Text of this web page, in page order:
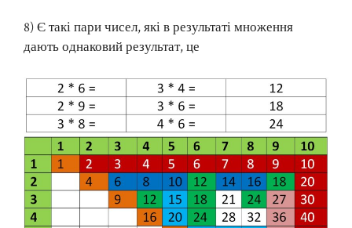
8) Є такі пари чисел, які в результаті множення
дають однаковий результат, це